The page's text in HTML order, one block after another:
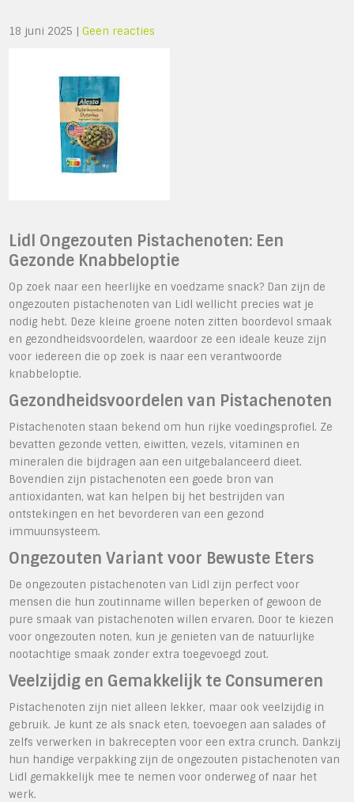
18 juni 2025 |Geen reacties
Lidl Ongezouten Pistachenoten: Een
Gezonde Knabbeloptie
Op zoek naar een heerlijke en voedzame snack? Dan zijn de
ongezouten pistachenoten van Lidl wellicht precies wat je
nodig hebt. Deze kleine groene noten zitten boordevol smaak
en gezondheidsvoordelen, waardoor ze een ideale keuze zijn
voor iedereen die op zoek is naar een verantwoorde
knabbeloptie.
Gezondheidsvoordelen van Pistachenoten
Pistachenoten staan bekend om hun rijke voedingsprofiel. Ze
bevatten gezonde vetten, eiwitten, vezels, vitaminen en
mineralen die bijdragen aan een uitgebalanceerd dieet.
Bovendien zijn pistachenoten een goede bron van
antioxidanten, wat kan helpen bij het bestrijden van
ontstekingen en het bevorderen van een gezond
immuunsysteem.
Ongezouten Variant voor Bewuste Eters
De ongezouten pistachenoten van Lidl zijn perfect voor
mensen die hun zoutinname willen beperken of gewoon de
pure smaak van pistachenoten willen ervaren. Door te kiezen
voor ongezouten noten, kun je genieten van de natuurlijke
nootachtige smaak zonder extra toegevoegd zout.
Veelzijdig en Gemakkelijk te Consumeren
Pistachenoten zijn niet alleen lekker, maar ook veelzijdig in
gebruik. Je kunt ze als snack eten, toevoegen aan salades of
zelfs verwerken in bakrecepten voor een extra crunch. Dankzij
hun handige verpakking zijn de ongezouten pistachenoten van
Lidl gemakkelijk mee te nemen voor onderweg of naar het
werk.